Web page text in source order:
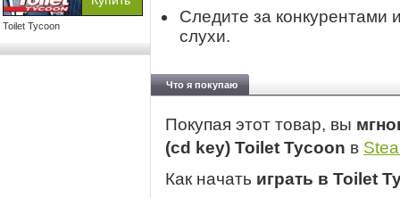
Toilet Tycoon
Следите за конкурентами
слухи.
Что я покупаю
Покупая этот товар, вы
(cd key) Toilet Tycoon в
Как начать играть в Toilet